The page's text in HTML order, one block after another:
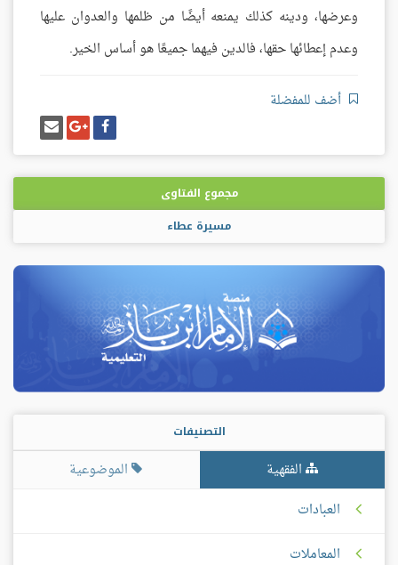
وعرضها، ودينه كذلك يمنعه أيضًا من ظلمها والعدوان عليها
وعدم إعطائها حقها، فالدين فيهما جميعًا هو أساس الخير.
أضف للمفضلة
شارك
على
فيسبوك
شارك
على
غوغل
بلس
إرسل
إيميل
مجموع الفتاوى
مسيرة عطاء
التصنيفات
الفقهية
الموضوعية
العبادات
المعاملات